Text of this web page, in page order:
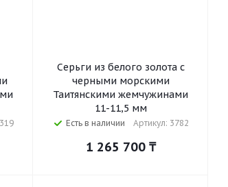
Серьги из белого золота с
черными морскими
Таитянскими жемчужинами
11-11,5 мм
Есть в наличии Артикул: 3782
1 265 700₸